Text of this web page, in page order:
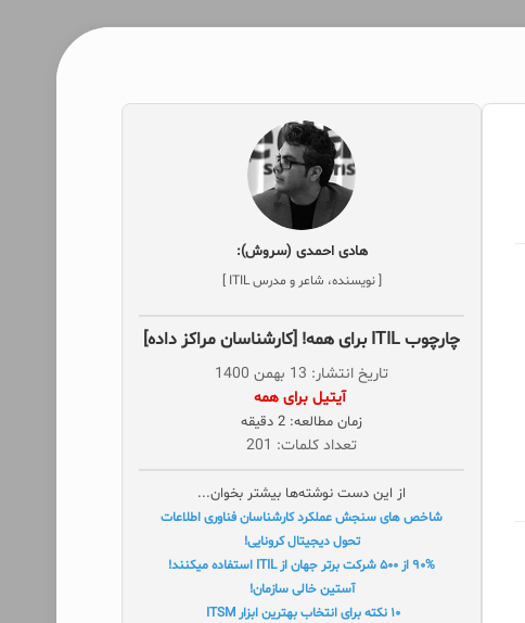
هادی احمدی (سروش):
[ نویسنده، شاعر و مدرس ITIL ]
چارچوب ITIL برای همه! [کارشناسان مراکز داده]
تاریخ انتشار: 13 بهمن 1400
‌ آیتیل برای همه
زمان مطالعه: 2 دقیقه
تعداد کلمات: 201
از این دست نوشته‌ها بیشتر بخوان...
شاخص های سنجش عملکرد کارشناسان فناوری اطلاعات
تحول دیجیتال کرونایی!
۹۰% از ۵۰۰ شرکت برتر جهان از ITIL استفاده میکنند!
آستین خالی سازمان!
۱۰ نکته برای انتخاب بهترین ابزار ITSM